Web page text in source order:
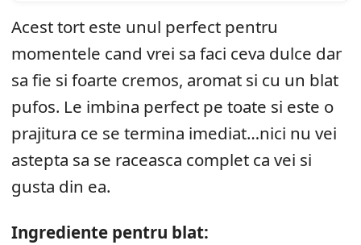
Acest tort este unul perfect pentru
momentele cand vrei sa faci ceva dulce dar
sa fie si foarte cremos, aromat si cu un blat
pufos. Le imbina perfect pe toate si este o
prajitura ce se termina imediat…nici nu vei
astepta sa se raceasca complet ca vei si
gusta din ea.
Ingrediente pentru blat: